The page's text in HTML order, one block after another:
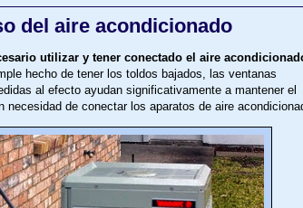
del aire acondicionado
utilizar y tener conectado el aire
hecho de tener los toldos bajados, las ventanas
al efecto ayudan significativamente a mantener el
necesidad de conectar los aparatos de aire